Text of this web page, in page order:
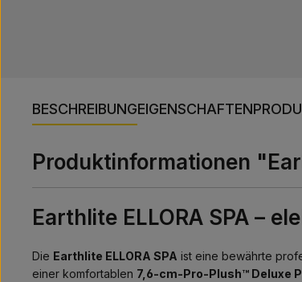
BESCHREIBUNGEIGENSCHAFTEN
Produktinformationen
Earthlite ELLORA SPA –
Die Earthlite ELLORA SPA ist eine bewährte
einer komfortablen 7,6-cm-Pro-Plush™ Deluxe